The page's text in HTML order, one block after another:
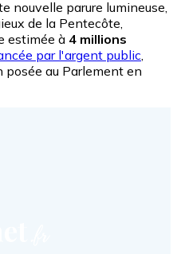
nouvelle parure lumineuse,
de la Pentecôte,
estimée à 4 millions
par l'argent public
posée au Parlement en